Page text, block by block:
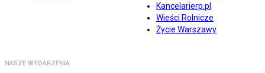
Kancelarierp.pl
Wieści Rolnicze
Życie Warszawy
NASZE WYDARZENIA